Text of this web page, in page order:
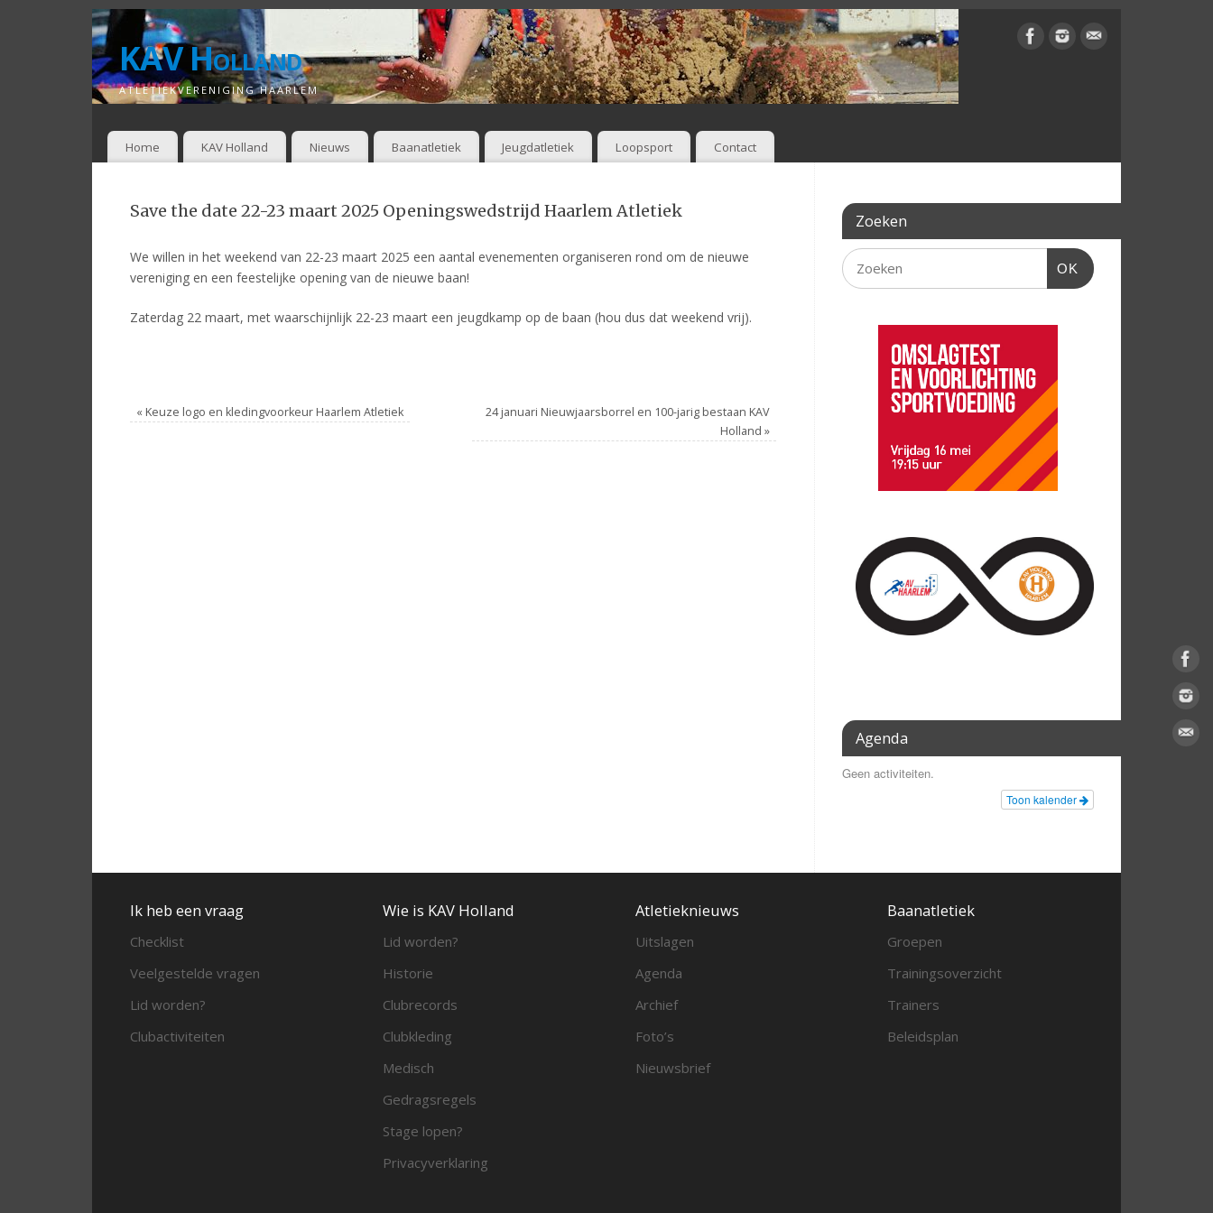
KAV Holland
ATLETIEKVERENIGING HAARLEM
Home KAV Holland Nieuws Baanatletiek Jeugdatletiek Loopsport Contact
Save the date 22-23 maart 2025 Openingswedstrijd Haarlem Atletiek
We willen in het weekend van 22-23 maart 2025 een aantal evenementen organiseren rond om de nieuwe
vereniging en een feestelijke opening van de nieuwe baan!
Zaterdag 22 maart, met waarschijnlijk 22-23 maart een jeugdkamp op de baan (hou dus dat weekend vrij).
« Keuze logo en kledingvoorkeur Haarlem Atletiek
24 januari Nieuwjaarsborrel en 100-jarig bestaan KAV
Holland »
Zoeken
OK
Agenda
Geen activiteiten.
Toon kalender
Ik heb een vraag
Checklist
Veelgestelde vragen
Lid worden?
Clubactiviteiten
Wie is KAV Holland
Lid worden?
Historie
Clubrecords
Clubkleding
Medisch
Gedragsregels
Stage lopen?
Privacyverklaring
Atletieknieuws
Uitslagen
Agenda
Archief
Foto’s
Nieuwsbrief
Baanatletiek
Groepen
Trainingsoverzicht
Trainers
Beleidsplan